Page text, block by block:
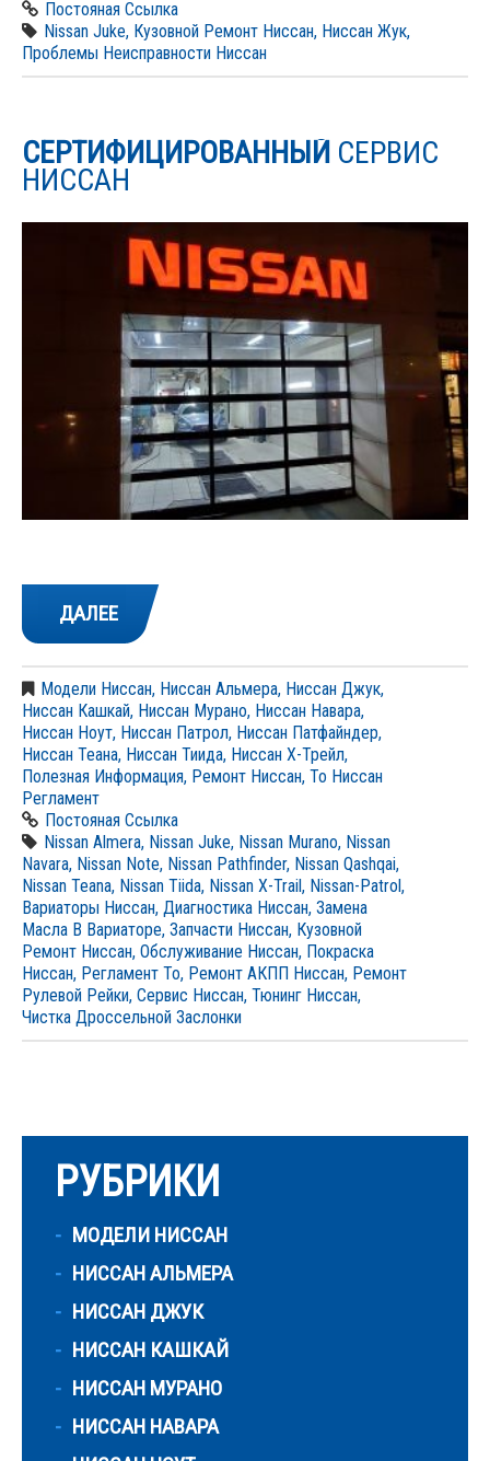
Постояная Ссылка
Nissan Juke, Кузовной Ремонт Ниссан, Ниссан Жук,
Проблемы Неисправности Ниссан
СЕРТИФИЦИРОВАННЫЙ СЕРВИС
НИССАН
ДАЛЕЕ
Модели Ниссан, Ниссан Альмера, Ниссан Джук,
Ниссан Кашкай, Ниссан Мурано, Ниссан Навара,
Ниссан Ноут, Ниссан Патрол, Ниссан Патфайндер,
Ниссан Теана, Ниссан Тиида, Ниссан Х-Трейл,
Полезная Информация, Ремонт Ниссан, То Ниссан
Регламент
Постояная Ссылка
Nissan Almera, Nissan Juke, Nissan Murano, Nissan
Navara, Nissan Note, Nissan Pathfinder, Nissan Qashqai,
Nissan Teana, Nissan Tiida, Nissan X-Trail, Nissan-Patrol,
Вариаторы Ниссан, Диагностика Ниссан, Замена
Масла В Вариаторе, Запчасти Ниссан, Кузовной
Ремонт Ниссан, Обслуживание Ниссан, Покраска
Ниссан, Регламент То, Ремонт АКПП Ниссан, Ремонт
Рулевой Рейки, Сервис Ниссан, Тюнинг Ниссан,
Чистка Дроссельной Заслонки
РУБРИКИ
МОДЕЛИ НИССАН
НИССАН АЛЬМЕРА
НИССАН ДЖУК
НИССАН КАШКАЙ
НИССАН МУРАНО
НИССАН НАВАРА